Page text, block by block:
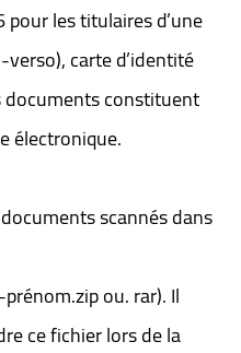
les titulaires d’une
carte d’identité
documents constituent
électronique.
scannés dans
ou. rar). Il
ce fichier lors de la